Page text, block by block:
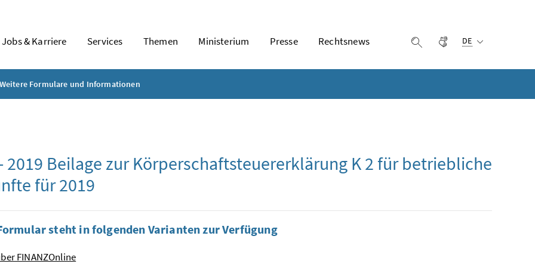
Jobs & Karriere Services Themen Ministerium Presse Rechtsnews Suche einblenden
Gebärdensprache
DE
Weitere Formulare und Informationen
2019 Beilage zur Körperschaftsteuererklärung K 2 für betriebliche
für 2019
steht in folgenden Varianten zur Verfügung
FINANZOnline